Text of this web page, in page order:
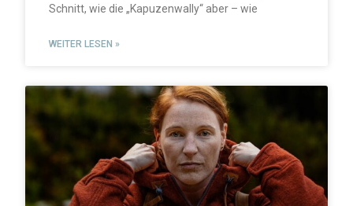
Schnitt, wie die „Kapuzenwally“ aber – wie
WEITER LESEN »